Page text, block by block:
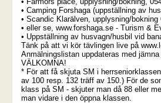
• Camping Forshaga (uppställning av
• Scandic Klarälven, upplysning/bokning
• eller se, www.forshaga.se - Turism &
• Uppställning av husvagn/husbil vid
Tänk på att vi kör tävlingen live på
Anmälningslistan uppdateras med
VÄLKOMNA!
* För att få skjuta SM i
av 100 resp. 132 träff av 150.) För de
klass på SM - skjuter man då 88 eller
man vidare i den öppna klassen.